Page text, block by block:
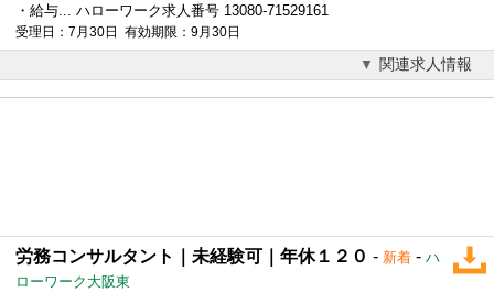
・給与... ハローワーク求人番号 13080-71529161
受理日：7月30日 有効期限：9月30日
関連求人情報
労務コンサルタント｜未経験可｜年休１２０ - 新着 - ハ
ローワーク大阪東